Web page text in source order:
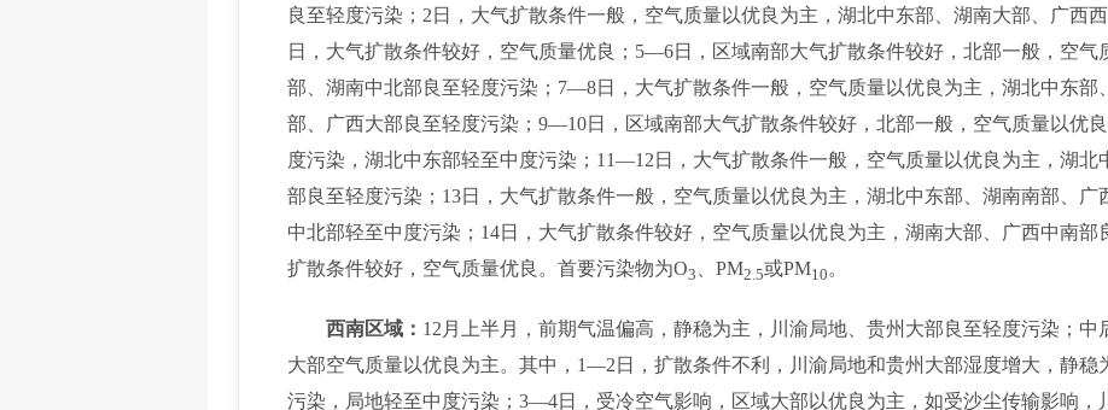
良至轻度污染；2日，大气扩散条件一般，空气质量以优良为主，湖北中东部、湖南大部、广西
日，大气扩散条件较好，空气质量优良；5—6日，区域南部大气扩散条件较好，北部一般，空气
部、湖南中北部良至轻度污染；7—8日，大气扩散条件一般，空气质量以优良为主，湖北中东部
部、广西大部良至轻度污染；9—10日，区域南部大气扩散条件较好，北部一般，空气质量以优
度污染，湖北中东部轻至中度污染；11—12日，大气扩散条件一般，空气质量以优良为主，湖北
部良至轻度污染；13日，大气扩散条件一般，空气质量以优良为主，湖北中东部、湖南南部、广
中北部轻至中度污染；14日，大气扩散条件较好，空气质量以优良为主，湖南大部、广西中南部
扩散条件较好，空气质量优良。首要污染物为O3 、PM2.5或PM10 。
西南区域： 12月上半月，前期气温偏高，静稳为主，川渝局地、贵州大部良至轻度污染；中
大部空气质量以优良为主。其中，1—2日，扩散条件不利，川渝局地和贵州大部湿度增大，静稳
污染，局地轻至中度污染；3—4日，受冷空气影响，区域大部以优良为主，如受沙尘传输影响，